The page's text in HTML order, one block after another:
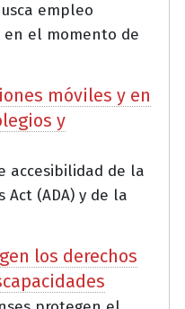
empleo
en el momento de
móviles y en
y
accesibilidad de la
(ADA) y de la
los derechos